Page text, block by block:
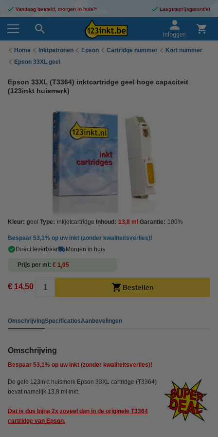
Vandaag besteld, morgen in huis!* Laagsteprijsgarantie!
Inloggen
Home Inktpatronen Epson Cartridge nummer
Kort nummer
Epson 33XL geel
Epson 33XL (T3364) inktcartridge geel hoge capaciteit
(123inkt huismerk)
Kleur: geel Type: inkjetcartridge Inhoud: 13,8 ml Garantie: 100%
Bespaar 53,1% op uw inkt (zonder kwaliteitsverlies)!
Direct leverbaar
Morgen in huis
Prijs per ml € 1,05
€ 14,50 Bestellen
OmschrijvingSpecificatiesAanbevelingen
Omschrijving
Bespaar 53,1% op uw inkt (zonder kwaliteitsverlies)!
De gele 123inkt huismerk Epson 33XL cartridge (T3364)
bevat namelijk 13,8 ml inkt.
Dat is dus bijna 2x zoveel dan in de originele T3364
cartridge van Epson.